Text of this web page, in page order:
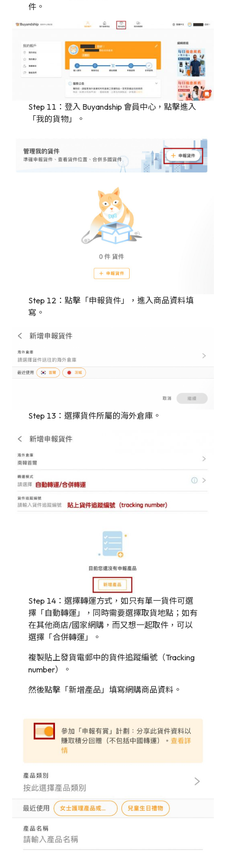
件。
Step 11：登入 Buyandship 會員中心，點擊進入
「我的貨物」。
Step 12：點擊「申報貨件」，進入商品資料填
寫。
Step 13：選擇貨件所屬的海外倉庫。
Step 14：選擇轉運方式，如只有單一貨件可選
擇「自動轉運」，同時需要選擇取貨地點；如有
在其他商店/國家網購，而又想一起取件，可以
選擇「合併轉運」。
複製貼上發貨電郵中的貨件追蹤編號（Tracking
number）。
然後點擊「新增產品」填寫網購商品資料。